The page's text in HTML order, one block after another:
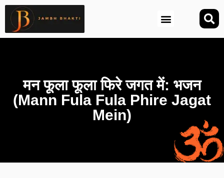
मन फूला फूला फिरे जगत में: भजन
(Mann Fula Fula Phire Jagat
Mein)